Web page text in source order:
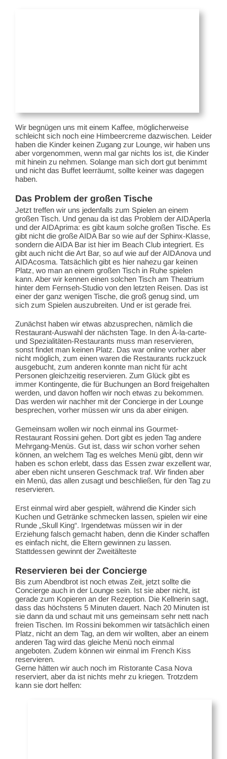
Wir begnügen uns mit einem Kaffee, möglicherweise
schleicht sich noch eine Himbeercreme dazwischen. Leider
haben die Kinder keinen Zugang zur Lounge, wir haben uns
aber vorgenommen, wenn mal gar nichts los ist, die Kinder
mit hinein zu nehmen. Solange man sich dort gut benimmt
und nicht das Buffet leerräumt, sollte keiner was dagegen
haben.
Das Problem der großen Tische
Jetzt treffen wir uns jedenfalls zum Spielen an einem
großen Tisch. Und genau da ist das Problem der AIDAperla
und der AIDAprima: es gibt kaum solche großen Tische. Es
gibt nicht die große AIDA Bar so wie auf der Sphinx-Klasse,
sondern die AIDA Bar ist hier im Beach Club integriert. Es
gibt auch nicht die Art Bar, so auf wie auf der AIDAnova und
AIDAcosma. Tatsächlich gibt es hier nahezu gar keinen
Platz, wo man an einem großen Tisch in Ruhe spielen
kann. Aber wir kennen einen solchen Tisch am Theatrium
hinter dem Fernseh-Studio von den letzten Reisen. Das ist
einer der ganz wenigen Tische, die groß genug sind, um
sich zum Spielen auszubreiten. Und er ist gerade frei.
Zunächst haben wir etwas abzusprechen, nämlich die
Restaurant-Auswahl der nächsten Tage. In den À-la-carte-
und Spezialitäten-Restaurants muss man reservieren,
sonst findet man keinen Platz. Das war online vorher aber
nicht möglich, zum einen waren die Restaurants ruckzuck
ausgebucht, zum anderen konnte man nicht für acht
Personen gleichzeitig reservieren. Zum Glück gibt es
immer Kontingente, die für Buchungen an Bord freigehalten
werden, und davon hoffen wir noch etwas zu bekommen.
Das werden wir nachher mit der Concierge in der Lounge
besprechen, vorher müssen wir uns da aber einigen.
Gemeinsam wollen wir noch einmal ins Gourmet-
Restaurant Rossini gehen. Dort gibt es jeden Tag andere
Mehrgang-Menüs. Gut ist, dass wir schon vorher sehen
können, an welchem Tag es welches Menü gibt, denn wir
haben es schon erlebt, dass das Essen zwar exzellent war,
aber eben nicht unseren Geschmack traf. Wir finden aber
ein Menü, das allen zusagt und beschließen, für den Tag zu
reservieren.
Erst einmal wird aber gespielt, während die Kinder sich
Kuchen und Getränke schmecken lassen, spielen wir eine
Runde „Skull King“. Irgendetwas müssen wir in der
Erziehung falsch gemacht haben, denn die Kinder schaffen
es einfach nicht, die Eltern gewinnen zu lassen.
Stattdessen gewinnt der Zweitälteste
Reservieren bei der Concierge
Bis zum Abendbrot ist noch etwas Zeit, jetzt sollte die
Concierge auch in der Lounge sein. Ist sie aber nicht, ist
gerade zum Kopieren an der Rezeption. Die Kellnerin sagt,
dass das höchstens 5 Minuten dauert. Nach 20 Minuten ist
sie dann da und schaut mit uns gemeinsam sehr nett nach
freien Tischen. Im Rossini bekommen wir tatsächlich einen
Platz, nicht an dem Tag, an dem wir wollten, aber an einem
anderen Tag wird das gleiche Menü noch einmal
angeboten. Zudem können wir einmal im French Kiss
reservieren.
Gerne hätten wir auch noch im Ristorante Casa Nova
reserviert, aber da ist nichts mehr zu kriegen. Trotzdem
kann sie dort helfen: